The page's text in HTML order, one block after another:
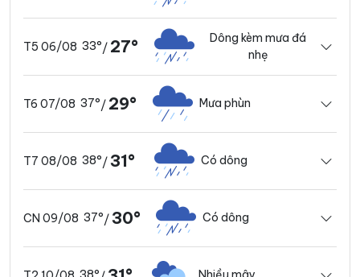
T5 06/08 33°/ 27°
Dông kèm mưa đá
nhẹ
T6 07/08 37°/ 29° Mưa phùn
T7 08/08 38°/31° Có dông
CN 09/08 37°/30° Có dông